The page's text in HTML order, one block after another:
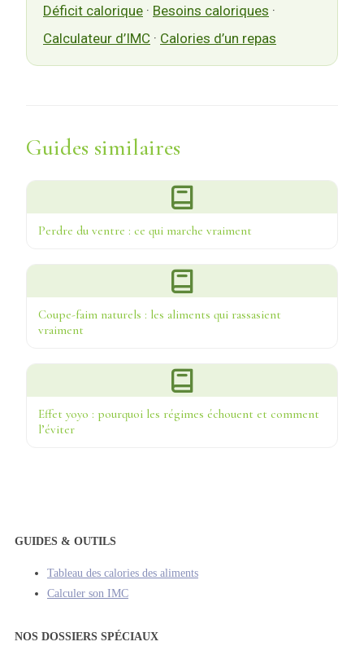
Déficit calorique · Besoins caloriques ·
Calculateur d’IMC · Calories d’un repas
Guides similaires
Perdre du ventre : ce qui marche vraiment
Coupe-faim naturels : les aliments qui rassasient
vraiment
Effet yoyo : pourquoi les régimes échouent et comment
l’éviter
GUIDES & OUTILS
Tableau des calories des aliments
Calculer son IMC
NOS DOSSIERS SPÉCIAUX